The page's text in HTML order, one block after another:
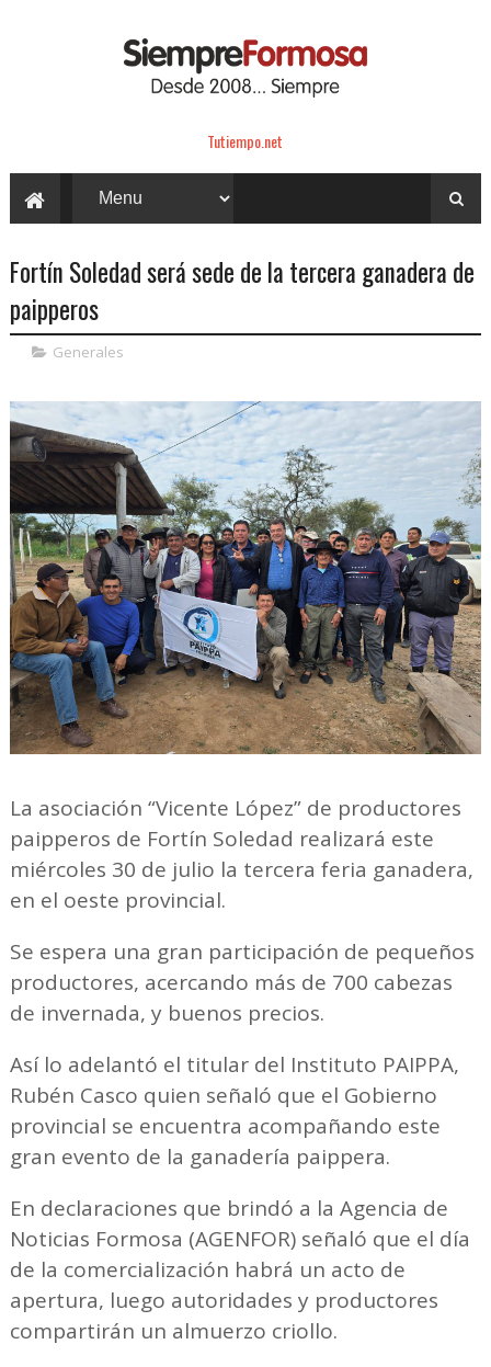
Tutiempo.net
Fortín Soledad será sede de la tercera ganadera de
paipperos
Generales
La asociación “Vicente López” de productores
paipperos de Fortín Soledad realizará este
miércoles 30 de julio la tercera feria ganadera,
en el oeste provincial.
Se espera una gran participación de pequeños
productores, acercando más de 700 cabezas
de invernada, y buenos precios.
Así lo adelantó el titular del Instituto PAIPPA,
Rubén Casco quien señaló que el Gobierno
provincial se encuentra acompañando este
gran evento de la ganadería paippera.
En declaraciones que brindó a la Agencia de
Noticias Formosa (AGENFOR) señaló que el día
de la comercialización habrá un acto de
apertura, luego autoridades y productores
compartirán un almuerzo criollo.